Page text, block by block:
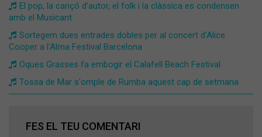
El pop, la cançó d'autor, el folk i la clàssica es condensen
amb el Musicant
Sortegem dues entrades dobles per al concert d'Alice
Cooper a l'Alma Festival Barcelona
Oques Grasses fa embogir el Calafell Beach Festival
Tossa de Mar s'omple de Rumba aquest cap de setmana
FES EL TEU COMENTARI